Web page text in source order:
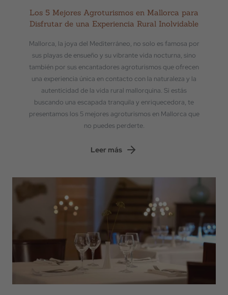
Los 5 Mejores Agroturismos en Mallorca para
Disfrutar de una Experiencia Rural Inolvidable
Mallorca, la joya del Mediterráneo, no solo es famosa por
sus playas de ensueño y su vibrante vida nocturna, sino
también por sus encantadores agroturismos que ofrecen
una experiencia única en contacto con la naturaleza y la
autenticidad de la vida rural mallorquina. Si estás
buscando una escapada tranquila y enriquecedora, te
presentamos los 5 mejores agroturismos en Mallorca que
no puedes perderte.
Leer más